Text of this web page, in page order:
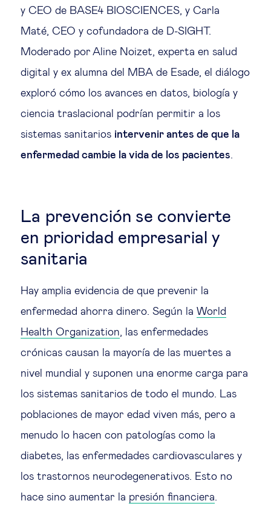
y CEO de BASE4 BIOSCIENCES, y Carla
Maté, CEO y cofundadora de D-SIGHT.
Moderado por Aline Noizet, experta en salud
digital y ex alumna del MBA de Esade, el diálogo
exploró cómo los avances en datos, biología y
ciencia traslacional podrían permitir a los
sistemas sanitarios intervenir antes de que la
enfermedad cambie la vida de los pacientes.
La prevención se convierte
en prioridad empresarial y
sanitaria
Hay amplia evidencia de que prevenir la
enfermedad ahorra dinero. Según la World
Health Organization, las enfermedades
crónicas causan la mayoría de las muertes a
nivel mundial y suponen una enorme carga para
los sistemas sanitarios de todo el mundo. Las
poblaciones de mayor edad viven más, pero a
menudo lo hacen con patologías como la
diabetes, las enfermedades cardiovasculares y
los trastornos neurodegenerativos. Esto no
hace sino aumentar la presión financiera.